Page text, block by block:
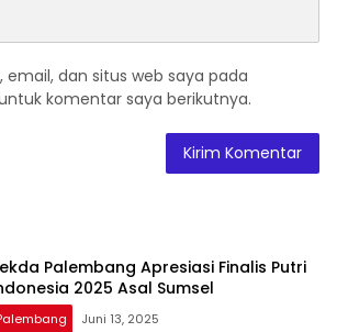
email, dan situs web saya pada
komentar saya berikutnya.
Palembang Apresiasi Finalis Putri
2025 Asal Sumsel
Juni 13, 2025